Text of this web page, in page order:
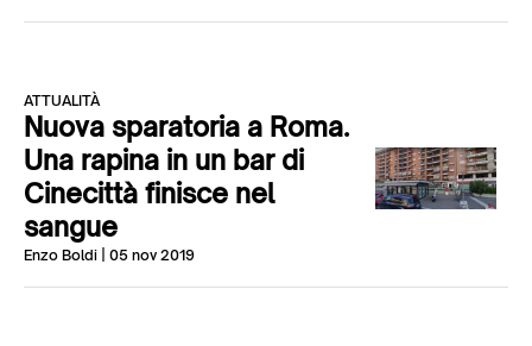
ATTUALITÀ
Nuova sparatoria a Roma.
Una rapina in un bar di
Cinecittà finisce nel
sangue
Enzo Boldi | 05 nov 2019